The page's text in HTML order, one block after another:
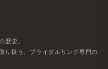
歴史。
り扱う、​ブライダルリング専門の​